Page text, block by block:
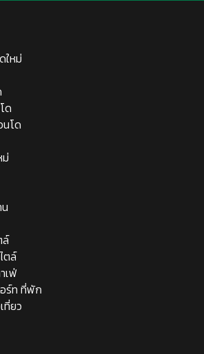
ใหม่
ด
นโด
ล์
ตล์
เฟ่
ร์ท ที่พัก
ที่ยว